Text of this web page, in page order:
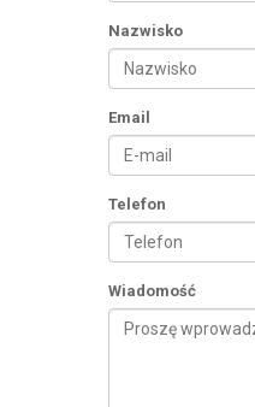
Nazwisko
Email
Telefon
Wiadomość